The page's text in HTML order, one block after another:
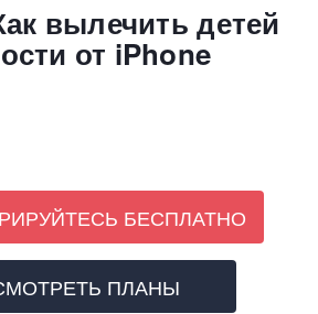
вылечить детей
от iPhone
БЕСПЛАТНО
ПЛАНЫ